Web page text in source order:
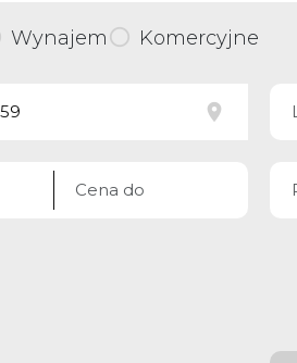
Wynajem Komercyjne